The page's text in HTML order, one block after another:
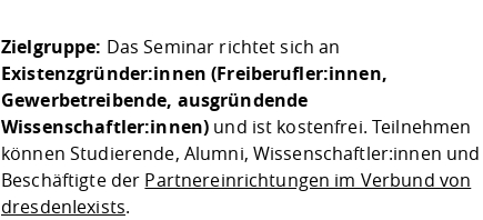
Zielgruppe: Das Seminar richtet sich an
Existenzgründer:innen (Freiberufler:innen,
Gewerbetreibende, ausgründende
Wissenschaftler:innen) und ist kostenfrei. Teilnehmen
können Studierende, Alumni, Wissenschaftler:innen und
Beschäftigte der Partnereinrichtungen im Verbund von
dresdenIexists.